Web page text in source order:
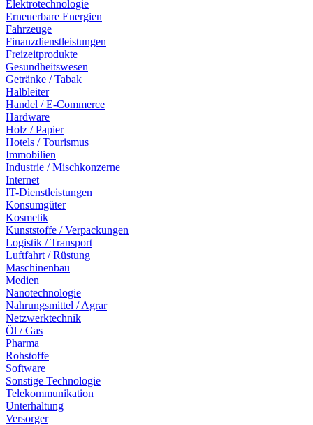
Elektrotechnologie
Erneuerbare Energien
Fahrzeuge
Finanzdienstleistungen
Freizeitprodukte
Gesundheitswesen
Getränke / Tabak
Halbleiter
Handel / E-Commerce
Hardware
Holz / Papier
Hotels / Tourismus
Immobilien
Industrie / Mischkonzerne
Internet
IT-Dienstleistungen
Konsumgüter
Kosmetik
Kunststoffe / Verpackungen
Logistik / Transport
Luftfahrt / Rüstung
Maschinenbau
Medien
Nanotechnologie
Nahrungsmittel / Agrar
Netzwerktechnik
Öl / Gas
Pharma
Rohstoffe
Software
Sonstige Technologie
Telekommunikation
Unterhaltung
Versorger